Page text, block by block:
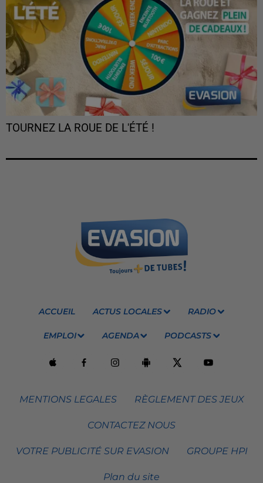
TOURNEZ LA ROUE DE L'ÉTÉ !
ACCUEIL ACTUS LOCALES RADIO
EMPLOI AGENDA PODCASTS
MENTIONS LEGALES RÈGLEMENT DES JEUX
CONTACTEZ NOUS
VOTRE PUBLICITÉ SUR EVASION GROUPE HPI
Plan du site